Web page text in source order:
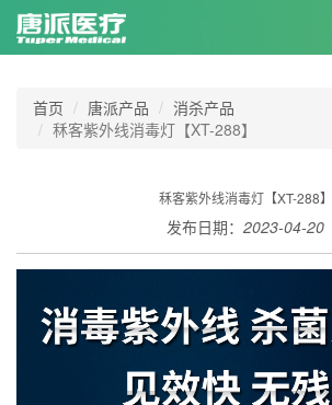
首页 唐派产品
消杀产品
秝客紫外线消毒灯【XT-288】
秝客紫外线消毒灯【XT-288】
发布日期： 2023-04-20